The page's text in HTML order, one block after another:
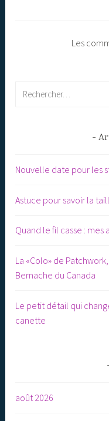
Les
Nouvelle date pour les
Astuce pour savoir la
Quand le fil casse : mes
La «Colo» de
Bernache du Canada
Le petit détail qui
canette
août 2026